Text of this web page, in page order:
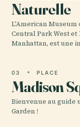
Naturelle
L'American
Central Park West et
Manhattan, est une
03 PLACE
Madison
Bienvenue au guide
Garden !